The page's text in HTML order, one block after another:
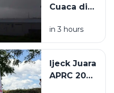
Cuaca di
Utara
Senin 10
2026:
Mayoritas
in 3 hours
Ijeck Juara
APRC 2026